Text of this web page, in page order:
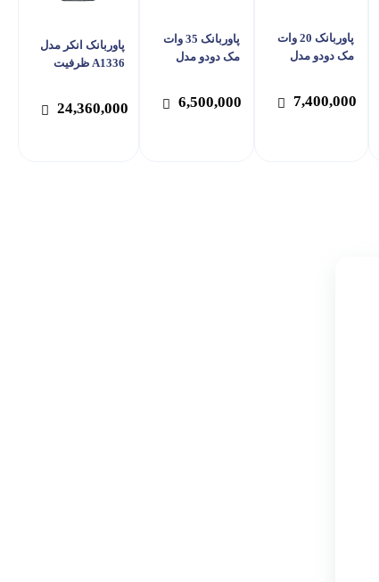
پاوربانک 20 وات
مک دودو مدل
ساعت
7,400,000
پاوربانک 35 وات
مک دودو مدل
ساعت
6,500,000
پاوربانک انکر مدل
A1336 ظرفیت
24,360,000